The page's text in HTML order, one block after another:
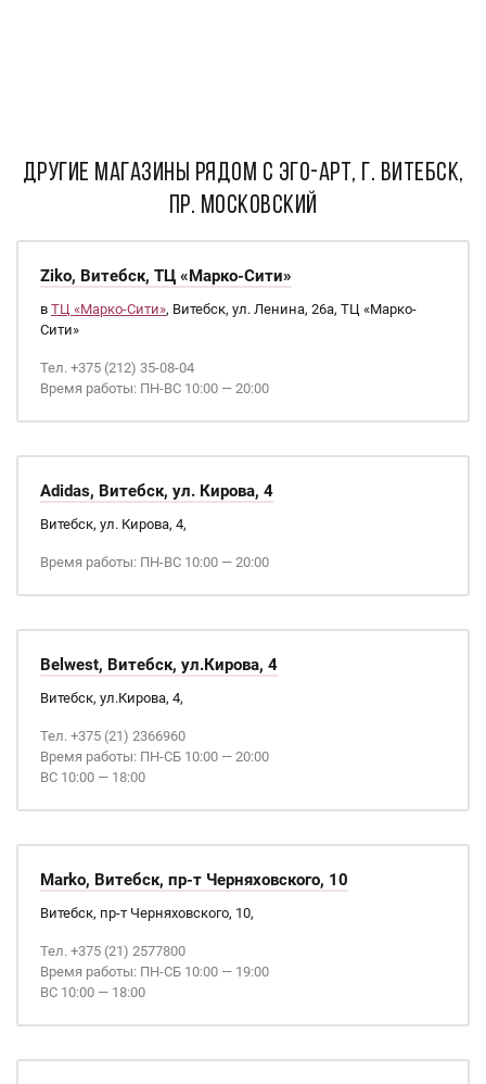
ДРУГИЕ МАГАЗИНЫ РЯДОМ С Эго-арт, г. Витебск,
пр. Московский
Ziko, Витебск, ТЦ «Марко-Сити»
в ТЦ «Марко-Сити», Витебск, ул. Ленина, 26а, ТЦ «Марко-
Сити»
Тел. +375 (212) 35-08-04
Время работы: ПН-ВС 10:00 — 20:00
Adidas, Витебск, ул. Кирова, 4
Витебск, ул. Кирова, 4,
Время работы: ПН-ВС 10:00 — 20:00
Belwest, Витебск, ул.Кирова, 4
Витебск, ул.Кирова, 4,
Тел. +375 (21) 2366960
Время работы: ПН-СБ 10:00 — 20:00
ВС 10:00 — 18:00
Marko, Витебск, пр-т Черняховского, 10
Витебск, пр-т Черняховского, 10,
Тел. +375 (21) 2577800
Время работы: ПН-СБ 10:00 — 19:00
ВС 10:00 — 18:00